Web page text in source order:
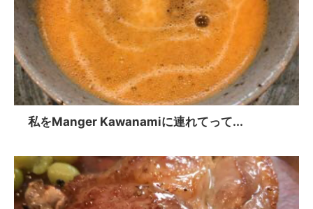
私をManger Kawanamiに連れてって...